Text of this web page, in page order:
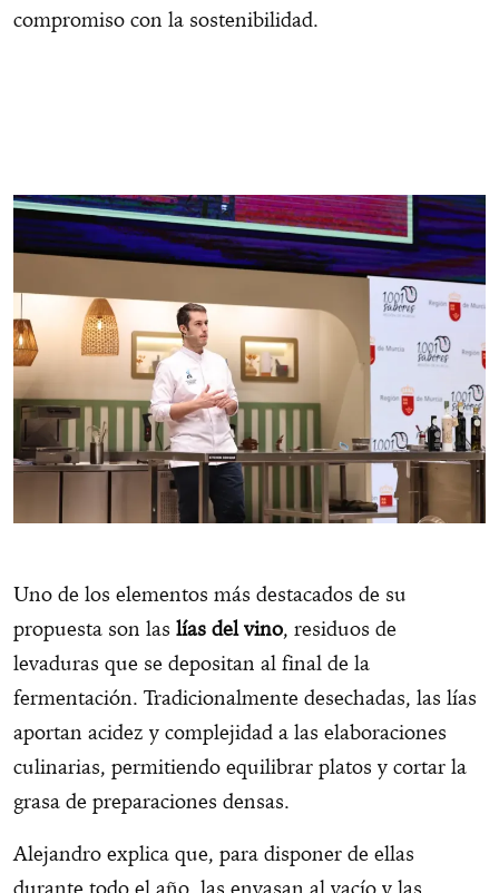
compromiso con la sostenibilidad.
Uno de los elementos más destacados de su
propuesta son las lías del vino, residuos de
levaduras que se depositan al final de la
fermentación. Tradicionalmente desechadas, las lías
aportan acidez y complejidad a las elaboraciones
culinarias, permitiendo equilibrar platos y cortar la
grasa de preparaciones densas.
Alejandro explica que, para disponer de ellas